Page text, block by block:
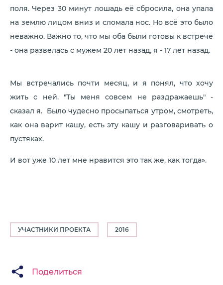
поля. Через 30 минут лошадь её сбросила, она упала
на землю лицом вниз и сломала нос. Но всё это было
неважно. Важно то, что мы оба были готовы к встрече
- она развелась с мужем 20 лет назад, я - 17 лет назад.
Мы встречались почти месяц, и я понял, что хочу
жить с ней. "Ты меня совсем не раздражаешь" -
сказал я. Было чудесно просыпаться утром, смотреть,
как она варит кашу, есть эту кашу и разговаривать о
пустяках.
И вот уже 10 лет мне нравится это так же, как тогда».
УЧАСТНИКИ ПРОЕКТА 2016
Поделиться